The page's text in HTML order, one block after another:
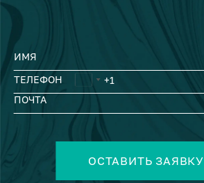
ИМЯ
ТЕЛЕФОН
ПОЧТА
ОСТАВИТЬ ЗАЯВКУ